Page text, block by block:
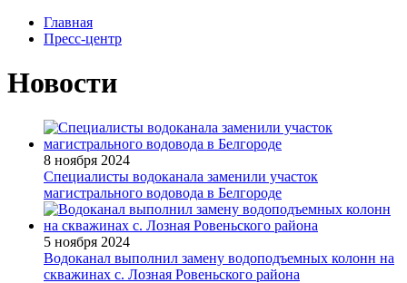
Главная
Пресс-центр
Новости
8 ноября 2024
Специалисты водоканала заменили участок
магистрального водовода в Белгороде
5 ноября 2024
Водоканал выполнил замену водоподъемных колонн на
скважинах с. Лозная Ровеньского района